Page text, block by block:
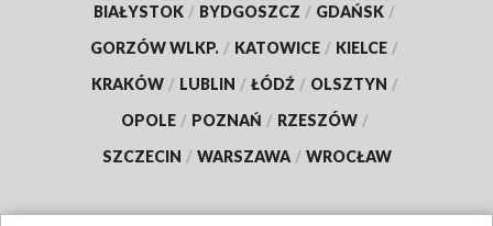
BIAŁYSTOK / BYDGOSZCZ / GDAŃSK /
GORZÓW WLKP. / KATOWICE / KIELCE /
KRAKÓW / LUBLIN / ŁÓDŹ / OLSZTYN /
OPOLE / POZNAŃ / RZESZÓW /
SZCZECIN / WARSZAWA / WROCŁAW